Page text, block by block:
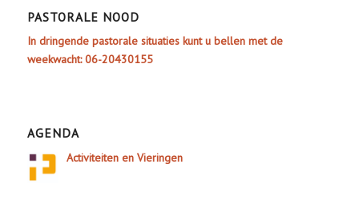
PASTORALE NOOD
In dringende pastorale situaties kunt u bellen met de
weekwacht: 06-20430155
AGENDA
Activiteiten en Vieringen